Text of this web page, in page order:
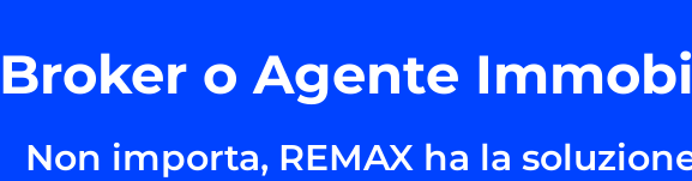
Broker o Agente
Non importa, REMAX ha la